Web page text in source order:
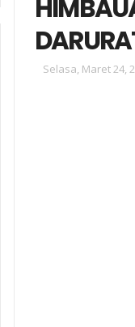
Selasa, Maret 24,